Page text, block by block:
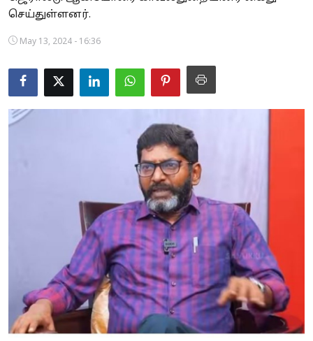
Special Story
Crime
Tamilnadu
Weather
Politics
செய்துள்ளனர்.
May 13, 2024 - 16:36